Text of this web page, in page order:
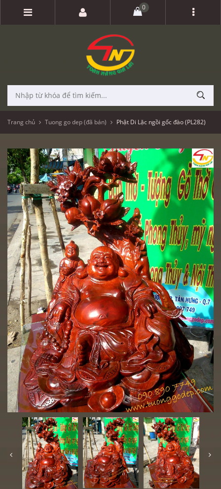
0
Trang chủ Tuong go dep (đã bán) Phật Di Lặc ngồi gốc đào (PL282)